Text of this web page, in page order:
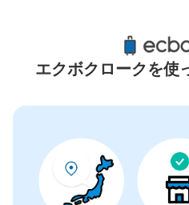
成田駅周辺のおす
0
エクボクロークを使